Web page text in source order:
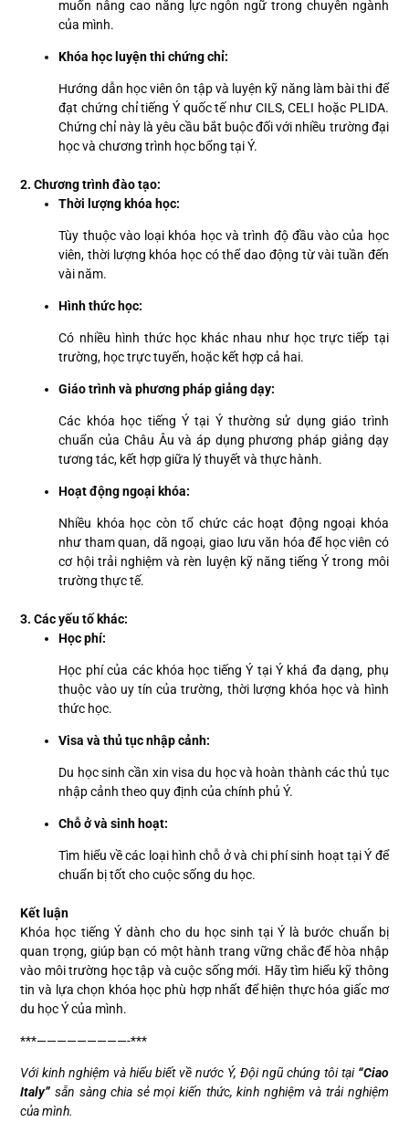
muốn nâng cao năng lực ngôn ngữ trong chuyên ngành
của mình.
Khóa học luyện thi chứng chỉ:
Hướng dẫn học viên ôn tập và luyện kỹ năng làm bài thi để
đạt chứng chỉ tiếng Ý quốc tế như CILS, CELI hoặc PLIDA.
Chứng chỉ này là yêu cầu bắt buộc đối với nhiều trường đại
học và chương trình học bổng tại Ý.
2. Chương trình đào tạo:
Thời lượng khóa học:
Tùy thuộc vào loại khóa học và trình độ đầu vào của học
viên, thời lượng khóa học có thể dao động từ vài tuần đến
vài năm.
Hình thức học:
Có nhiều hình thức học khác nhau như học trực tiếp tại
trường, học trực tuyến, hoặc kết hợp cả hai.
Giáo trình và phương pháp giảng dạy:
Các khóa học tiếng Ý tại Ý thường sử dụng giáo trình
chuẩn của Châu Âu và áp dụng phương pháp giảng dạy
tương tác, kết hợp giữa lý thuyết và thực hành.
Hoạt động ngoại khóa:
Nhiều khóa học còn tổ chức các hoạt động ngoại khóa
như tham quan, dã ngoại, giao lưu văn hóa để học viên có
cơ hội trải nghiệm và rèn luyện kỹ năng tiếng Ý trong môi
trường thực tế.
3. Các yếu tố khác:
Học phí:
Học phí của các khóa học tiếng Ý tại Ý khá đa dạng, phụ
thuộc vào uy tín của trường, thời lượng khóa học và hình
thức học.
Visa và thủ tục nhập cảnh:
Du học sinh cần xin visa du học và hoàn thành các thủ tục
nhập cảnh theo quy định của chính phủ Ý.
Chỗ ở và sinh hoạt:
Tìm hiểu về các loại hình chỗ ở và chi phí sinh hoạt tại Ý để
chuẩn bị tốt cho cuộc sống du học.
Kết luận
Khóa học tiếng Ý dành cho du học sinh tại Ý là bước chuẩn bị
quan trọng, giúp bạn có một hành trang vững chắc để hòa nhập
vào môi trường học tập và cuộc sống mới. Hãy tìm hiểu kỹ thông
tin và lựa chọn khóa học phù hợp nhất để hiện thực hóa giấc mơ
du học Ý của mình.
***—————————-***
Với kinh nghiệm và hiểu biết về nước Ý, Đội ngũ chúng tôi tại “Ciao
Italy” sẵn sàng chia sẻ mọi kiến thức, kinh nghiệm và trải nghiệm
của mình.